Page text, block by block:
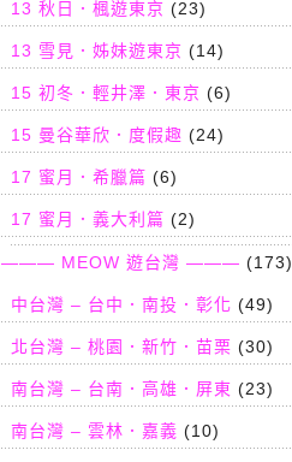
13 秋日．楓遊東京 (23)
13 雪見．姊妹遊東京 (14)
15 初冬．輕井澤．東京 (6)
15 曼谷華欣．度假趣 (24)
17 蜜月．希臘篇 (6)
17 蜜月．義大利篇 (2)
——— MEOW 遊台灣 ——— (173)
中台灣 – 台中．南投．彰化 (49)
北台灣 – 桃園．新竹．苗栗 (30)
南台灣 – 台南．高雄．屏東 (23)
南台灣 – 雲林．嘉義 (10)